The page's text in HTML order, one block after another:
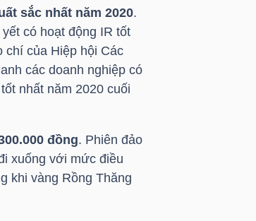
sắc nhất năm 2020.
có hoạt động IR tốt
chí của Hiệp hội Các
các doanh nghiệp có
nhất năm 2020 cuối
đồng. Phiên đảo
xuống với mức điều
khi vàng Rồng Thăng